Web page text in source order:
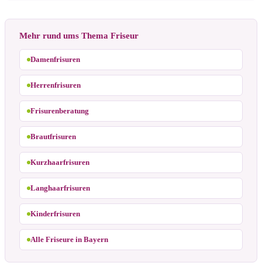
Mehr rund ums Thema Friseur
Damenfrisuren
Herrenfrisuren
Frisurenberatung
Brautfrisuren
Kurzhaarfrisuren
Langhaarfrisuren
Kinderfrisuren
Alle Friseure in Bayern